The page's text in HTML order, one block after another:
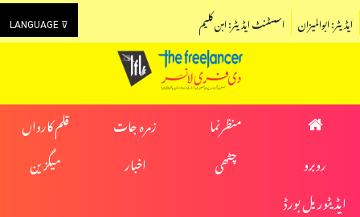
LANGUAGE ⊽ اسسٹنٹ ایڈیٹر: ابن کلیم ایڈیٹر: ابوالمیزان
منظرنما زمرہ جات
قلم کارواں
روبرو
چٹھی اخبار
میگزین
ایڈیٹوریل بورڈ